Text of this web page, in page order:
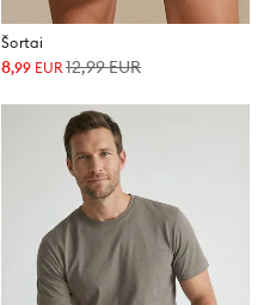
Šortai
8,99 EUR 12,99EUR